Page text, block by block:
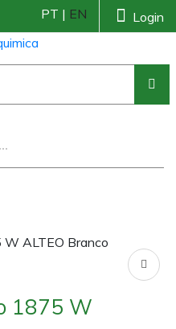
Login
PT | EN
1875 W